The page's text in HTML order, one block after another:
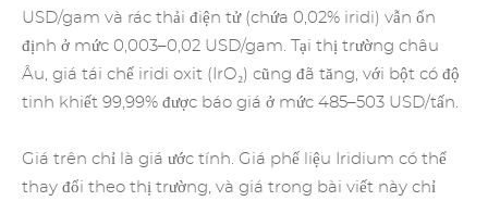
USD/gam và rác thải điện tử (chứa 0,02% iridi) vẫn ổn
định ở mức 0,003–0,02 USD/gam. Tại thị trường châu
Âu, giá tái chế iridi oxit (IrO₂) cũng đã tăng, với bột có độ
tinh khiết 99,99% được báo giá ở mức 485–503 USD/tấn.
Giá trên chỉ là giá ước tính. Giá phế liệu Iridium có thể
thay đổi theo thị trường, và giá trong bài viết này chỉ